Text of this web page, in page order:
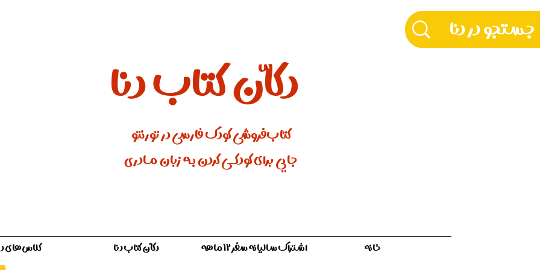
دکّان کتاب دنا
کتاب‌فروشی کودک فارسی در تورنتو
جایی برای کودکـــی کردن بـه زبان مـادری
خانه اشتراک سالیانه سفر ۱۲ ماهه دکّان کتاب دنا کلاس‌های